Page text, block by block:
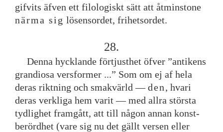
gifvits äfven ett filologiskt sätt att åtminstone
närma sig lösensordet, frihetsordet.
28.
Denna hycklande förtjusthet öfver ”antikens
grandiosa versformer ...” Som om ej af hela
deras riktning och smakvärld — den, hvari
deras verkliga hem varit — med allra största
tydlighet framgått, att till någon annan konst-
berördhet (vare sig nu det gällt versen eller